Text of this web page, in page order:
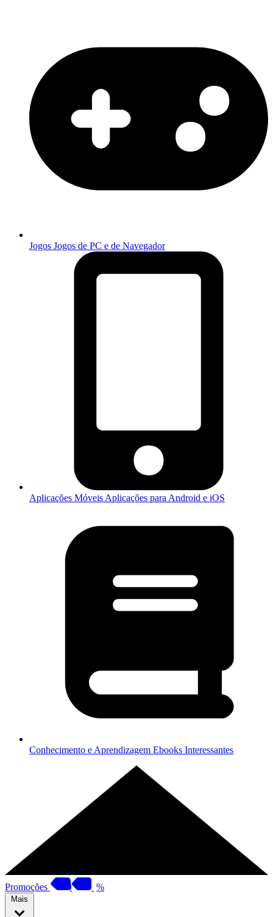
Jogos Jogos de PC e de Navegador
Aplicações Móveis Aplicações para Android e iOS
Conhecimento e Aprendizagem Ebooks Interessantes
Promoções %
Mais